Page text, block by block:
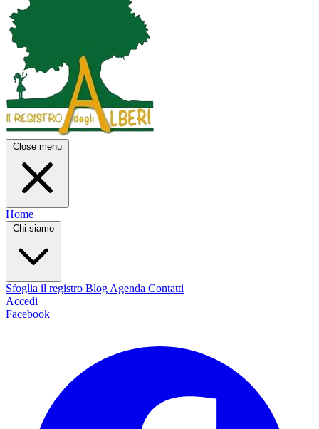
Close menu
Home
Chi siamo
Sfoglia il registro Blog Agenda Contatti
Accedi
Facebook